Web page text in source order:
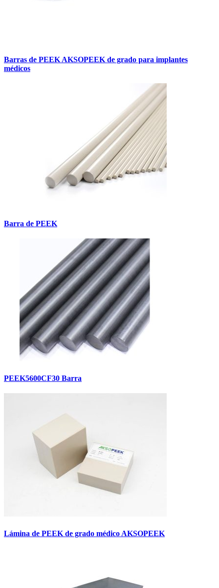
Barras de PEEK AKSOPEEK de grado para implantes
médicos
Barra de PEEK
PEEK5600CF30 Barra
Lámina de PEEK de grado médico AKSOPEEK